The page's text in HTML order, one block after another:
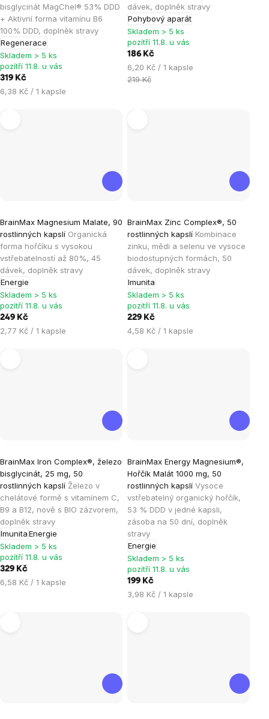
bisglycinát MagChel® 53% DDD
+ Aktivní forma vitamínu B6
100% DDD, doplněk stravy
Regenerace
4,9
z
5
hvězdiček.
Skladem > 5 ks
pozítří 11.8. u vás
319 Kč
Měrná
6,38 Kč / 1 kapsle
dávek, doplněk stravy
Pohybový aparát
5,0
z
5
hvězdiček.
Skladem > 5 ks
pozítří 11.8. u vás
186 Kč
Měrná
cena:
6,20 Kč / 1 kapsle
219 Kč
BrainMax Magnesium Malate, 90
rostlinných kapslí Organická
forma hořčíku s vysokou
vstřebatelností až 80%, 45
dávek, doplněk stravy
Energie
hodnocení
produktu
je
5,0
z
5
hvězdiček.
Skladem > 5 ks
pozítří 11.8. u vás
249 Kč
Měrná
2,77 Kč / 1 kapsle
BrainMax Zinc Complex®, 50
rostlinných kapslí Kombinace
zinku, mědi a selenu ve vysoce
biodostupných formách, 50
dávek, doplněk stravy
Imunita
hodnocení
produktu
je
5,0
z
5
hvězdiček.
Skladem > 5 ks
pozítří 11.8. u vás
229 Kč
Měrná
4,58 Kč / 1 kapsle
BrainMax Iron Complex®, železo
bisglycinát, 25 mg, 50
rostlinných kapslí Železo v
chelátové formě s vitamínem C,
B9 a B12, nově s BIO zázvorem,
doplněk stravy
ImunitaEnergie
hodnocení
produktu
je
5,0
z
5
hvězdiček.
Skladem > 5 ks
pozítří 11.8. u vás
329 Kč
Měrná
6,58 Kč / 1 kapsle
BrainMax Energy Magnesium®,
Hořčík Malát 1000 mg, 50
rostlinných kapslí Vysoce
vstřebatelný organický hořčík,
53 % DDD v jedné kapsli,
zásoba na 50 dní, doplněk
stravy
Energie
hodnocení
produktu
je
5,0
z
5
hvězdiček.
Skladem > 5 ks
pozítří 11.8. u vás
199 Kč
Měrná
3,98 Kč / 1 kapsle